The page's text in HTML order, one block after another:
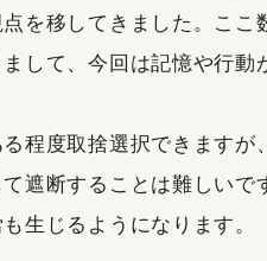
を移してきました。ここ
して、今回は記憶や行動
程度取捨選択できますが
遮断することは難しいで
生じるようになります。